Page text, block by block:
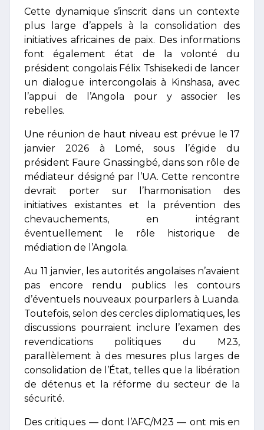
Cette dynamique s’inscrit dans un contexte
plus large d’appels à la consolidation des
initiatives africaines de paix. Des informations
font également état de la volonté du
président congolais Félix Tshisekedi de lancer
un dialogue intercongolais à Kinshasa, avec
l’appui de l’Angola pour y associer les
rebelles.
Une réunion de haut niveau est prévue le 17
janvier 2026 à Lomé, sous l’égide du
président Faure Gnassingbé, dans son rôle de
médiateur désigné par l’UA. Cette rencontre
devrait porter sur l’harmonisation des
initiatives existantes et la prévention des
chevauchements, en intégrant
éventuellement le rôle historique de
médiation de l’Angola.
Au 11 janvier, les autorités angolaises n’avaient
pas encore rendu publics les contours
d’éventuels nouveaux pourparlers à Luanda.
Toutefois, selon des cercles diplomatiques, les
discussions pourraient inclure l’examen des
revendications politiques du M23,
parallèlement à des mesures plus larges de
consolidation de l’État, telles que la libération
de détenus et la réforme du secteur de la
sécurité.
Des critiques — dont l’AFC/M23 — ont mis en